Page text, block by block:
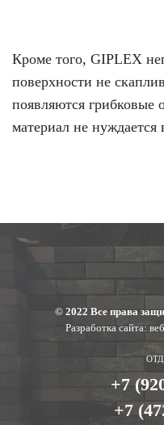
Кроме того, GIPLEX
поверхности не
появляются грибковые
материал не нуждается
© 2022 Все права
Разработка сайта:
+7
+7